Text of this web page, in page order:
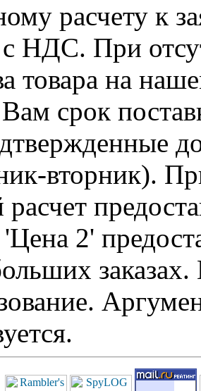
расчету к
НДС. При
товара на
срок
вторник).
2'